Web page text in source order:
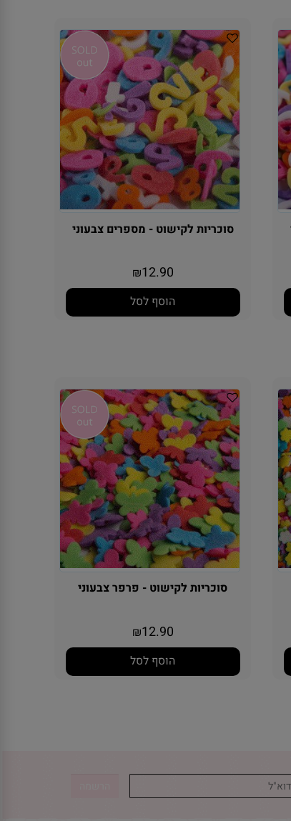
סוכריות לקישוט - מספרים צבעוני
₪ 12.90
הוסף לסל
סוכריות לקישוט - פרפר צבעוני
₪ 12.90
הוסף לסל